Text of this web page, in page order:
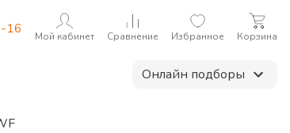
16 Мой кабинет Сравнение Избранное Корзина
Онлайн подборы